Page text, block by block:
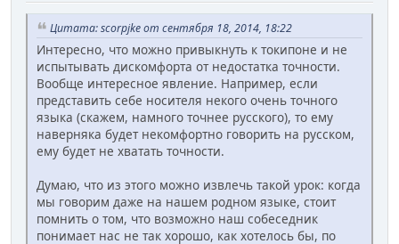
Цитата: scorpjke от сентября 18, 2014, 18:22
Интересно, что можно привыкнуть к токипоне и не
испытывать дискомфорта от недостатка точности.
Вообще интересное явление. Например, если
представить себе носителя некого очень точного
языка (скажем, намного точнее русского), то ему
наверняка будет некомфортно говорить на русском,
ему будет не хватать точности.
Думаю, что из этого можно извлечь такой урок: когда
мы говорим даже на нашем родном языке, стоит
помнить о том, что возможно наш собеседник
понимает нас не так хорошо, как хотелось бы, по